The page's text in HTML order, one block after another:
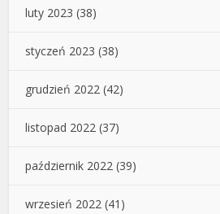
luty 2023 (38)
styczeń 2023 (38)
grudzień 2022 (42)
listopad 2022 (37)
październik 2022 (39)
wrzesień 2022 (41)